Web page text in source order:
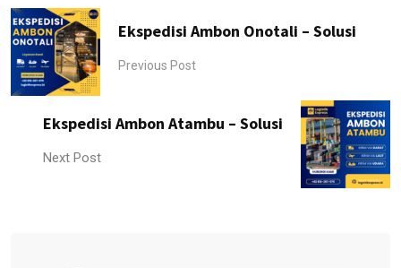
Ekspedisi Ambon Onotali – Solusi
Previous Post
Ekspedisi Ambon Atambu – Solusi
Next Post